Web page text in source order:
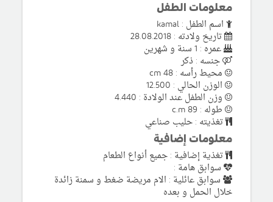
معلومات الطفل
اسم الطفل : kamal
تاريخ ولادته : 28.08.2018
عمره : 1 سنة و شهرين
جنسه : ذكر
محيط رأسه : 48 cm
الوزن الحالي : 12.500
وزن الطفل عند الولادة : 4.440
طوله : 89 c.m
تغذيته : حليب صناعي
معلومات إضافية
تغذية إضافية : جميع أنواع الطعام
سوابق هامة :
سوابق عائلية : الام مريضة ضغط و سمنة زائدة
خلال الحمل و بعده